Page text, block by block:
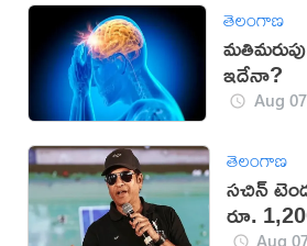
తెలంగాణ
ఇదేనా?
Aug
తెలంగాణ
సచిన్
రూ.
Aug